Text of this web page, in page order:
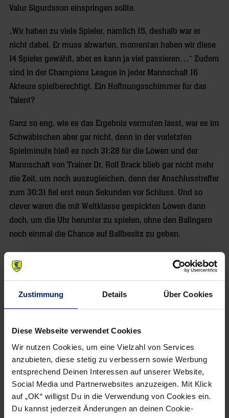
Zustimmung Details Über Cookies
Diese Webseite verwendet Cookies
Wir nutzen Cookies, um eine Vielzahl von Services
anzubieten, diese stetig zu verbessern sowie Werbung
entsprechend Deinen Interessen auf unserer Website,
Social Media und Partnerwebsites anzuzeigen. Mit Klick
auf „OK“ willigst Du in die Verwendung von Cookies ein.
Du kannst jederzeit Änderungen an deinen Cookie-
Valur Sigurdsson einspringen sollte.
„Wir haben zu viele Spieler, nämlich 15, deshalb war er
nicht dabei. Er muss abwarten, momentan haben wir diese
14 Spieler gewählt, aber es kann ja viel passieren…“ Zudem
sind in der Champions League in jeder Mannschaft 16
Akteure spielberechtigt. Ein Hoffnungsschimmer für das
Talent?
Ganz so eng, wie es das Ergebnis vermuten lässt, war es im
Schwäbischen aber gar nicht, denn in der vorletzten
Spielminute hieß es noch 31:28 für die Löwen und der
Mannschaft von Trainer Dr. Rolf Brack blieb gar nicht mehr
die Zeit, um noch auszugleichen, denn der Anschlusstreffer
zum 30:31 fiel erst neun Sekunden vor Schluss. Und so
clever waren die mit Weltklasse gespickten Löwen dann
doch, um die Uhr herunter zu spielen, ohne den Balingern
noch einmal die Chance auf Ballbesitz zu geben.
30.08.2010
Wenn du per E-Mail über Aktuelles aus der Löwenwelt
informiert werden willst, kannst du den Rhein-Neckar Löwen